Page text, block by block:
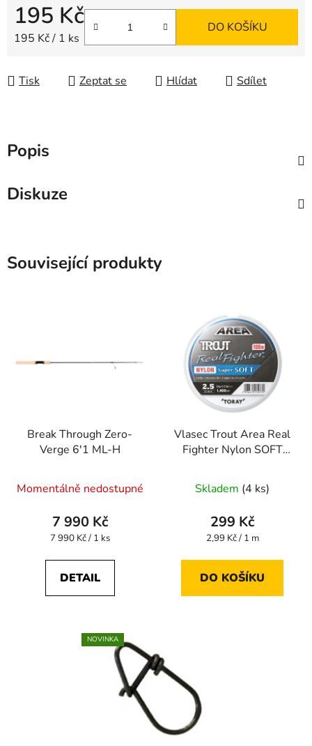
195 Kč
Měrná cena:
195 Kč / 1 ks
DO KOŠÍKU
Tisk Zeptat se Hlídat Sdílet
Popis
Diskuze
Související produkty
Break Through Zero-
Verge 6'1 ML-H
Momentálně nedostupné
7 990 Kč
Měrná
7 990 Kč / 1 ks
DETAIL
Vlasec Trout Area Real
Fighter Nylon SOFT
Skladem (4 ks)
299 Kč
Měrná
2,99 Kč / 1 m
DO KOŠÍKU
NOVINKA